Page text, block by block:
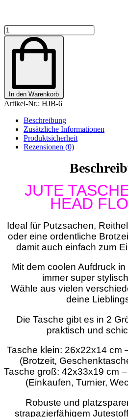
JUTE
TASCHE
GLITZER
"HORSE
Menge
In den Warenkorb
Artikel-Nr.: HJB-6
Beschreibung
Zusätzliche Informationen
Produktsicherheit
Rezensionen (0)
JUTE
HEAD
Ideal für Putzsachen,
oder eine ordentliche
damit auch einfach zum
Mit dem coolen Aufdruck
immer super
Wähle aus vielen
deine
Die Tasche gibt es in 2
praktisch und
Tasche klein: 26x22x14 cm
(Brotzeit,
Tasche groß: 42x33x19 cm
(Einkaufen, Turnier,
Robuste und
strapazierfähigem